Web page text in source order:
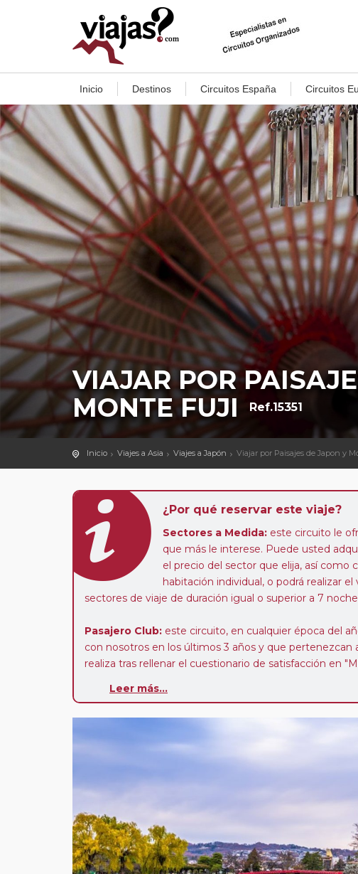
Inicio Destinos Circuitos España Circuitos
VIAJAR POR
MONTE FUJI
Ref.15351
Inicio Viajes a Asia Viajes a Japón Viajar por Paisajes de Japon y
¿Por qué reservar este viaje?
Sectores a Medida: este circuito le
que más le interese. Puede usted
el precio del sector que elija, así como
habitación individual, o podrá realizar
sectores de viaje de duración igual o superior a 7
Pasajero Club: este circuito, en cualquier época del
con nosotros en los últimos 3 años y que
realiza tras rellenar el cuestionario de satisfacción en
Leer más...